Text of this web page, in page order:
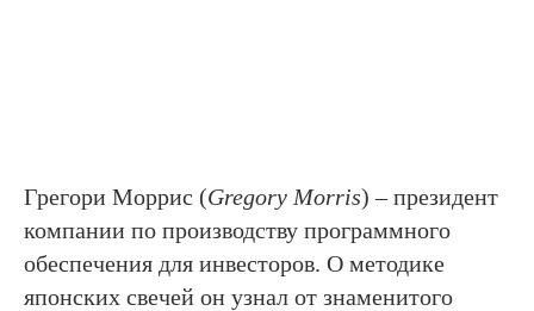
Грегори Моррис (Gregory Morris) – президент
компании по производству программного
обеспечения для инвесторов. О методике
японских свечей он узнал от знаменитого